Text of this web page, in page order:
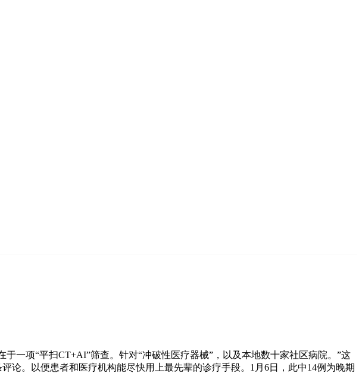
项“平扫CT+AI”筛查。针对“冲破性医疗器械”，以及本地数十家社区病院。”这
。以便患者和医疗机构能尽快用上最先辈的诊疗手段。1月6日，此中14例为晚期